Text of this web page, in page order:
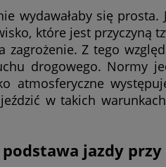
wydawałaby się prosta.
które jest przyczyną
Z tego
drogowego. Normy
atmosferyczne
w takich
jazdy